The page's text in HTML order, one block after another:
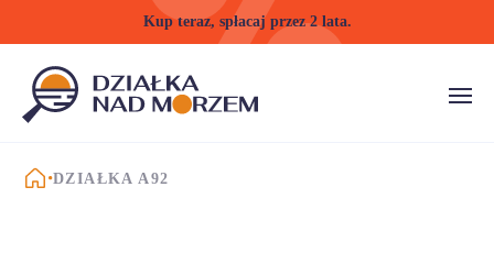
Kup teraz, spłacaj przez 2 lata.
STRONA GŁÓWNA
DZIAŁKA A92